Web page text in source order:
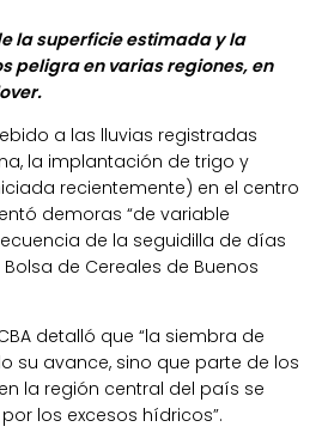
la superficie estimada y la
peligra en varias regiones, en
a las lluvias registradas
la implantación de trigo y
recientemente) en el centro
demoras “de variable
de la seguidilla de días
de Cereales de Buenos
detalló que “la siembra de
su avance, sino que parte de los
la región central del país se
los excesos hídricos”.